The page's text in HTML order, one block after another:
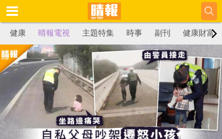
健康 晴報電視 主題特集 時事 副刊 健康財富